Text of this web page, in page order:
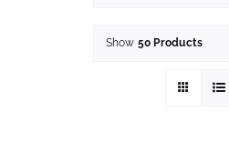
Show 50 Products